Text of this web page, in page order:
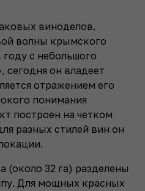
виноделов,
волны крымского
году с небольшого
сегодня он владеет
отражением его
понимания
построен на четком
разных стилей вин он
(около 32 га) разделены
Для мощных красных